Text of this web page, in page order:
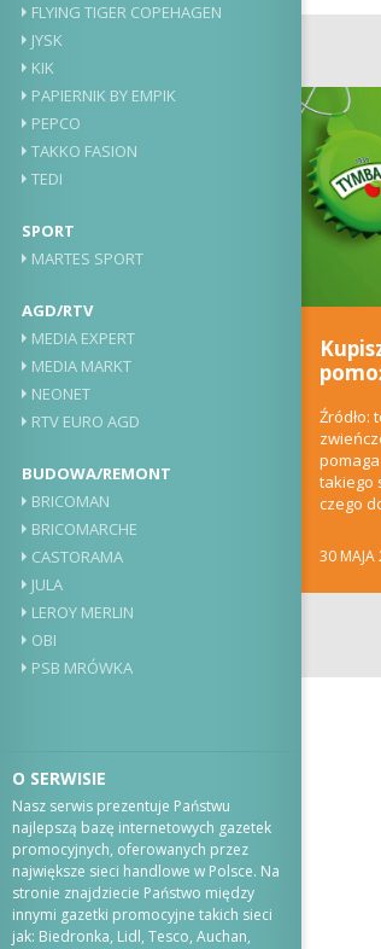
FLYING TIGER COPEHAGEN
JYSK
KIK
PAPIERNIK BY EMPIK
PEPCO
TAKKO FASION
TEDI
SPORT
MARTES SPORT
AGD/RTV
MEDIA EXPERT
MEDIA MARKT
NEONET
RTV EURO AGD
BUDOWA/REMONT
BRICOMAN
BRICOMARCHE
CASTORAMA
JULA
LEROY MERLIN
OBI
PSB MRÓWKA
O SERWISIE
Nasz serwis prezentuje Państwu
najlepszą bazę internetowych gazetek
promocyjnych, oferowanych przez
największe sieci handlowe w Polsce. Na
stronie znajdziecie Państwo między
innymi gazetki promocyjne takich sieci
jak: Biedronka, Lidl, Tesco, Auchan,
Źródło:
takiego
czego
30 MAJA